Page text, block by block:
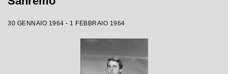
30 GENNAIO 1964 - 1 FEBBRAIO 1964